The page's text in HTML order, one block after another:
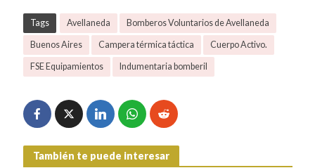
Tags Avellaneda Bomberos Voluntarios de Avellaneda
Buenos Aires Campera térmica táctica Cuerpo Activo.
FSE Equipamientos Indumentaria bomberil
También te puede interesar